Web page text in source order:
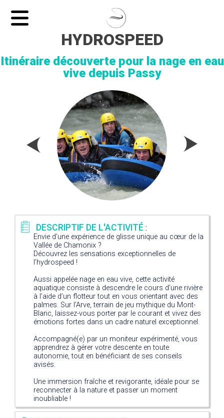
HYDROSPEED
Itinéraire découverte pour la nage en eau
vive depuis Passy
DESCRIPTIF DE L'ACTIVITÉ :
Envie d’une expérience de glisse unique au cœur de la
Vallée de Chamonix ?
Découvrez les sensations exceptionnelles de
l’hydrospeed !
Aussi appelée nage en eau vive, cette activité
aquatique consiste à descendre le cours d’une rivière
à l’aide d’un flotteur tout en vous orientant avec des
palmes. Sur l’Arve, terrain de jeu mythique du Mont-
Blanc, laissez-vous porter par le courant et vivez des
émotions fortes dans un cadre naturel exceptionnel.
Accompagné(e) par un moniteur expérimenté, vous
apprendrez à gérer votre descente en toute
autonomie, tout en bénéficiant de ses conseils
avisés.
Une immersion fraîche et revigorante, idéale pour se
reconnecter à la nature et passer un moment
inoubliable !